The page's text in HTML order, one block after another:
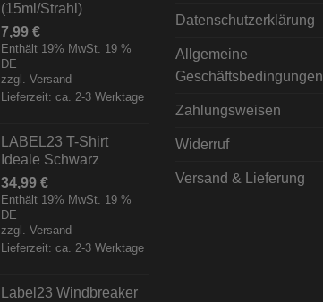
(15ml/Strahl)
7,99 €
Enthält 19% MwSt. 19 %
DE
zzgl. Versand
Lieferzeit: ca. 2-3 Werktage
LABEL23 T-Shirt
Ideale Schwarz
34,99 €
Enthält 19% MwSt. 19 %
DE
zzgl. Versand
Lieferzeit: ca. 2-3 Werktage
Label23 Windbreaker
Datenschutzerklärung
Allgemeine
Geschäftsbedingungen
Zahlungsweisen
Widerruf
Versand & Lieferung